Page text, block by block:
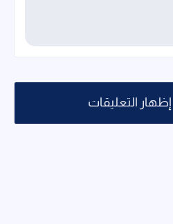
إظهار التعليقات